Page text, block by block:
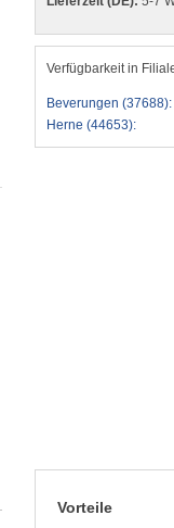
Verfügbarkeit in
Beverungen (37688):
Herne (44653):
Vorteile